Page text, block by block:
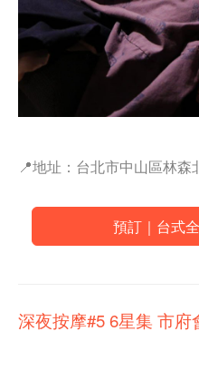
📍地址：台北市中山區林森
預訂｜台式
深夜按摩#5 6星集 市府